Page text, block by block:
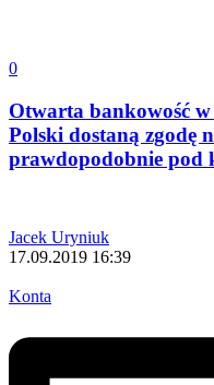
0
Otwarta bankowość
Polski dostaną zgodę
prawdopodobnie pod
Jacek Uryniuk
17.09.2019 16:39
Konta